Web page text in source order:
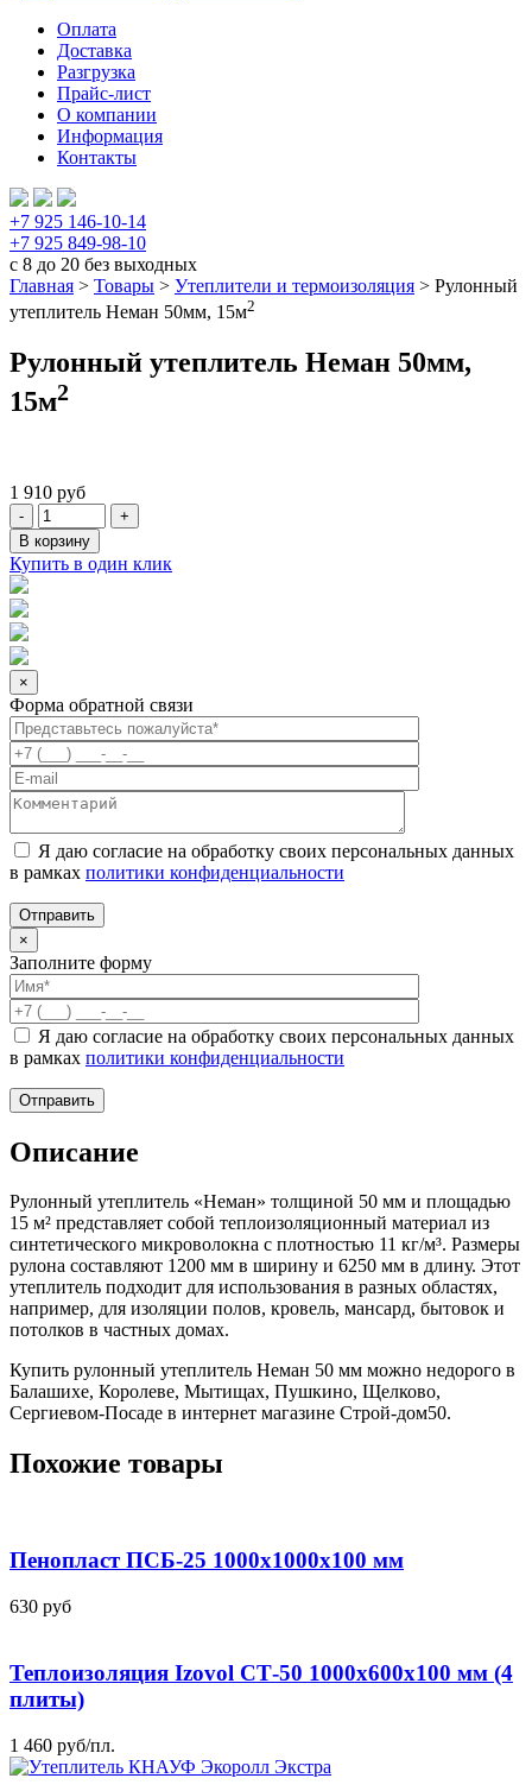
Оплата
Доставка
Разгрузка
Прайс-лист
О компании
Информация
Контакты
+7 925 146-10-14
+7 925 849-98-10
с 8 до 20 без выходных
Главная > Товары > Утеплители и термоизоляция > Рулонный
утеплитель Неман 50мм, 15м2
Рулонный утеплитель Неман 50мм,
15м2
1 910 руб
В корзину
Купить в один клик
×
Форма обратной связи
Я даю согласие на обработку своих персональных данных
в рамках политики конфиденциальности
×
Заполните форму
Я даю согласие на обработку своих персональных данных
в рамках политики конфиденциальности
Описание
Рулонный утеплитель «Неман» толщиной 50 мм и площадью
15 м² представляет собой теплоизоляционный материал из
синтетического микроволокна с плотностью 11 кг/м³. Размеры
рулона составляют 1200 мм в ширину и 6250 мм в длину. Этот
утеплитель подходит для использования в разных областях,
например, для изоляции полов, кровель, мансард, бытовок и
потолков в частных домах.
Купить рулонный утеплитель Неман 50 мм можно недорого в
Балашихе, Королеве, Мытищах, Пушкино, Щелково,
Сергиевом-Посаде в интернет магазине Строй-дом50.
Похожие товары
Пенопласт ПСБ-25 1000x1000x100 мм
630 руб
Теплоизоляция Izovol СТ-50 1000х600х100 мм (4
плиты)
1 460 руб/пл.